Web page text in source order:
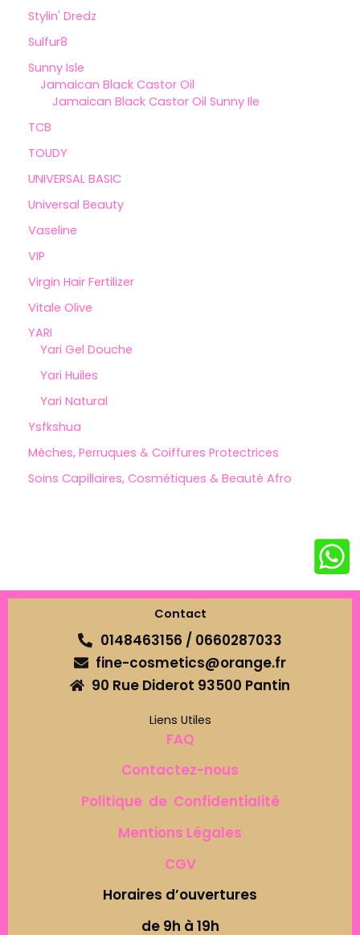
Stylin' Dredz
Sulfur8
Sunny Isle
Jamaican Black Castor Oil
Jamaican Black Castor Oil Sunny Ile
TCB
TOUDY
UNIVERSAL BASIC
Universal Beauty
Vaseline
VIP
Virgin Hair Fertilizer
Vitale Olive
YARI
Yari Gel Douche
Yari Huiles
Yari Natural
Ysfkshua
Mèches, Perruques & Coiffures Protectrices
Soins Capillaires, Cosmétiques & Beauté Afro
Contact
0148463156 / 0660287033
fine-cosmetics@orange.fr
90 Rue Diderot 93500 Pantin
Liens Utiles
FAQ
Contactez-nous
Politique de Confidentialité
Mentions Légales
CGV
Horaires d’ouvertures
de 9h à 19h